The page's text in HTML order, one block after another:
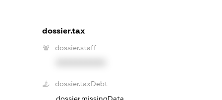
dossier.tax
dossier.staff
dossier.taxDebt
dossier.missingData